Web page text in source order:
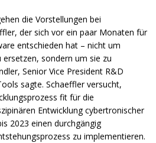
die Vorstellungen bei
der sich vor ein paar Monaten für
entschieden hat – nicht um
sondern um sie zu
Senior Vice President R&D
sagte. Schaeffler versucht,
fit für die
Entwicklung cybertronischer
2023 einen durchgängig
zu implementieren.